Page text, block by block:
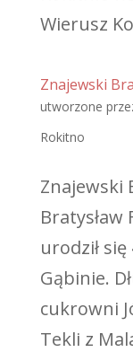
Wierusz
Znajewski
utworzone
Rokitno
Znajewski
Bratysław
urodził
Gąbinie.
cukrowni
Tekli z